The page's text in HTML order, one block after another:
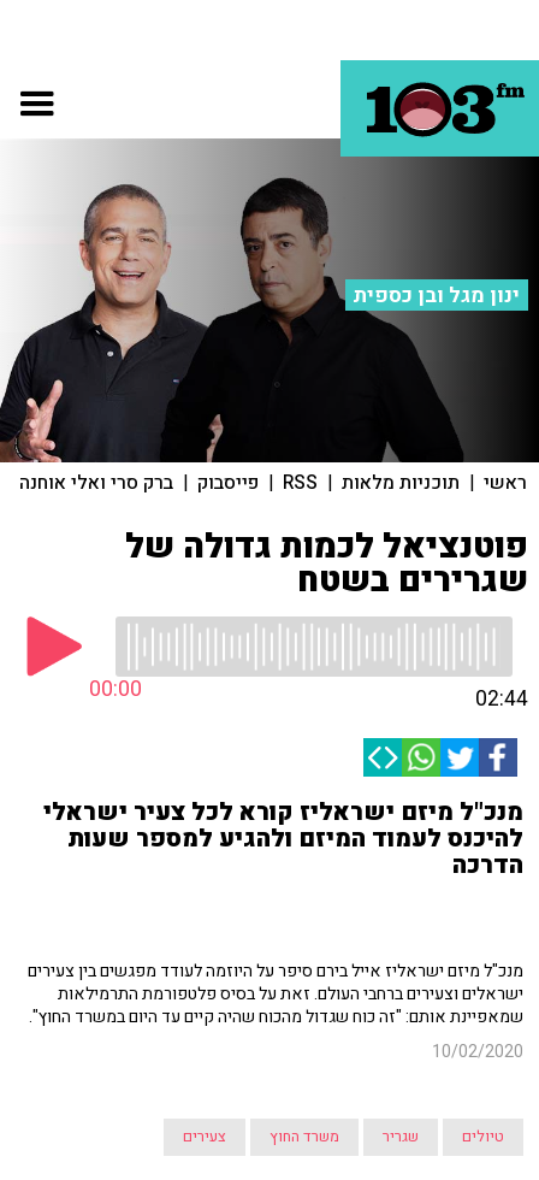
ינון מגל ובן כספית
ראשי | תוכניות מלאות |
RSS
| פייסבוק | ברק סרי ואלי אוחנה
פוטנציאל לכמות גדולה של
שגרירים בשטח
00:00 02:44
מנכ"ל מיזם ישראליז קורא לכל צעיר ישראלי
להיכנס לעמוד המיזם ולהגיע למספר שעות
הדרכה
מנכ"ל מיזם ישראליז אייל בירם סיפר על היוזמה לעודד מפגשים בין צעירים
ישראלים וצעירים ברחבי העולם. זאת על בסיס פלטפורמת התרמילאות
שמאפיינת אותם: "זה כוח שגדול מהכוח שהיה קיים עד היום במשרד החוץ".
10/02/2020
טיולים שגריר משרד החוץ צעירים